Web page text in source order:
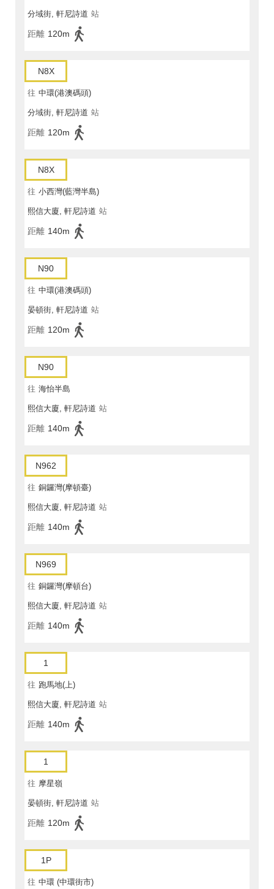
分域街, 軒尼詩道 站
距離 120m
N8X
往 中環(港澳碼頭)
分域街, 軒尼詩道 站
距離 120m
N8X
往 小西灣(藍灣半島)
熙信大廈, 軒尼詩道 站
距離 140m
N90
往 中環(港澳碼頭)
晏頓街, 軒尼詩道 站
距離 120m
N90
往 海怡半島
熙信大廈, 軒尼詩道 站
距離 140m
N962
往 銅鑼灣(摩頓臺)
熙信大廈, 軒尼詩道 站
距離 140m
N969
往 銅鑼灣(摩頓台)
熙信大廈, 軒尼詩道 站
距離 140m
1
往 跑馬地(上)
熙信大廈, 軒尼詩道 站
距離 140m
1
往 摩星嶺
晏頓街, 軒尼詩道 站
距離 120m
1P
往 中環 (中環街市)